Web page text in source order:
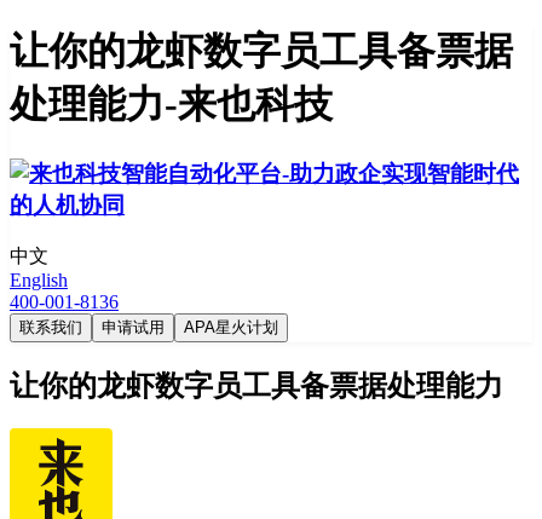
让你的龙虾数字员工具备票据
处理能力-来也科技
中文
English
400-001-8136
联系我们 申请试用 APA星火计划
让你的龙虾数字员工具备票据处理能力